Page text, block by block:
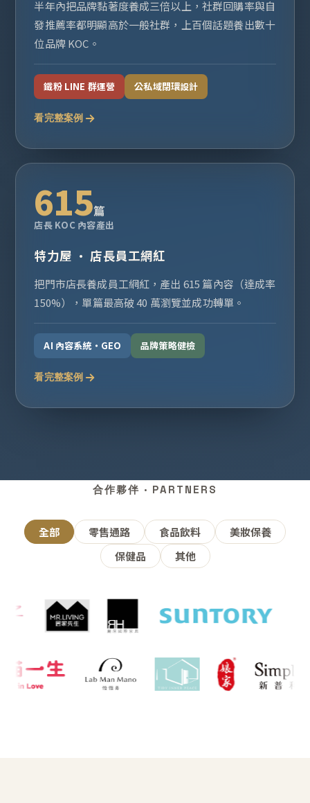
半年內把品牌黏著度養成三倍以上，社群回購率與自
發推薦率都明顯高於一般社群，上百個話題養出數十
位品牌 KOC。
鐵粉 LINE 群運營 公私域閉環設計
看完整案例
615篇
店長 KOC 內容產出
特力屋 · 店長員工網紅
把門市店長養成員工網紅，產出 615 篇內容（達成率
150%），單篇最高破 40 萬瀏覽並成功轉單。
AI 內容系統・GEO 品牌策略健檢
看完整案例
合作夥伴 · PARTNERS
全部 零售通路 食品飲料
美妝保養
保健品
其他